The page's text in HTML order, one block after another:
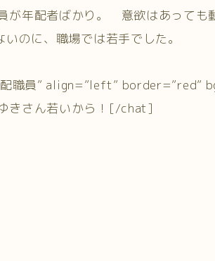
が年配者ばかり。 意欲はあっても
のに、職場では若手でした。
職員” align=”left” border=”red”
きさん若いから！[/chat]